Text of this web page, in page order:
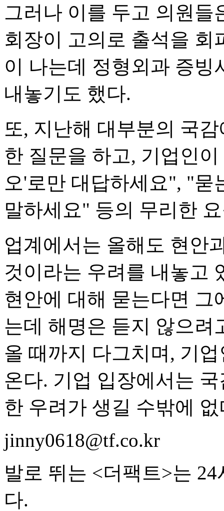
그러나 이를 두고 의원들
회장이 고의로 출석을
이 나는데 정형외과 증
내놓기도 했다.
또, 지난해 대부분의 국
한 질문을 하고, 기업인
오'로만 대답하세요", "묻
말하세요" 등의 무리한
업계에서는 올해도 현안
것이라는 우려를 내놓고
현안에 대해 묻는다면 그
는데 해명은 듣지 않으
올 때까지 다그치며, 기
온다. 기업 입장에서는
한 우려가 생길 수밖에
jinny0618@tf.co.kr
발로 뛰는 <더팩트>는
다.